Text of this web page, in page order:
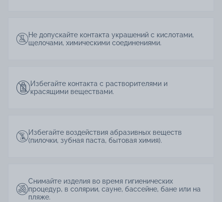
Не допускайте контакта украшений с кислотами,
щелочами, химическими соединениями.
Избегайте контакта с растворителями и
красящими веществами.
Избегайте воздействия абразивных веществ
(пилочки, зубная паста, бытовая химия).
Снимайте изделия во время гигиенических
процедур, в солярии, сауне, бассейне, бане или на
пляже.